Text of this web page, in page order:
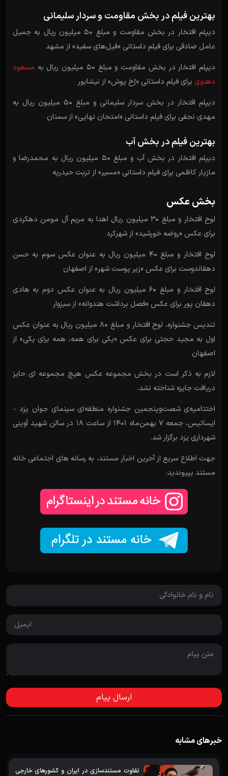
بهترین فیلم در بخش مقاومت و سردار سلیمانی
دیپلم افتخار در بخش مقاومت و مبلغ 5۰ میلیون ریال به جمیل
عامل صادقی برای فیلم داستانی «فیل­‌های سفید» از مشهد
دیپلم افتخار در بخش مقاومت و مبلغ 5۰ میلیون ریال به
مسعود
دهنوی برای فیلم داستانی «رُخ پوش» از نیشابور
دیپلم افتخار در بخش سردار سلیمانی و مبلغ 5۰ میلیون ریال به
مهدی نجفی برای فیلم داستانی «امتحان نهایی» از سمنان
بهترین فیلم در بخش آب
دیپلم افتخار در بخش آب و مبلغ 5۰ میلیون ریال به محمدرضا و
مازیار کاظمی برای فیلم داستانی «مسیر» از تربت حیدریه
بخش عکس
لوح افتخار و مبلغ 30 میلیون ریال اهدا به مریم آل مومن دهکردی
برای عکس «روضه خورشید» از شهرکرد
لوح افتخار و مبلغ 40 میلیون ریال به عنوان عکس سوم به حسن
دهقاندوست برای عکس «زیر پوست شهر» از اصفهان
لوح افتخار و مبلغ 60 میلیون ریال به عنوان عکس دوم به هادی
دهقان پور برای عکس «فصل برداشت هندوانه» از سبزوار
تندیس جشنواره، لوح افتخار و مبلغ 80 میلیون ریال به عنوان عکس
اول به مجید حجتی برای عکس «یکی برای همه، همه برای یکی» از
اصفهان
لازم به ذکر است در بخش مجموعه عکس هیچ مجموعه ای حایز
دریافت جایزه شناخته نشد.
اختتامیه‌ی شصت‌و‌پنجمین جشنواره منطقه‌ای سینمای جوان یزد –
ایساتیس، جمعه 7 بهمن‌ماه 1401 از ساعت 18 در سالن شهید آوینی
شهرداری یزد برگزار شد.
جهت اطلاع سریع از آخرین اخبار مستند، به رسانه های اجتماعی خانه
مستند بپیوندید:
خبرهای مشابه
تفاوت مستندسازی در ایران و کشورهای خارجی